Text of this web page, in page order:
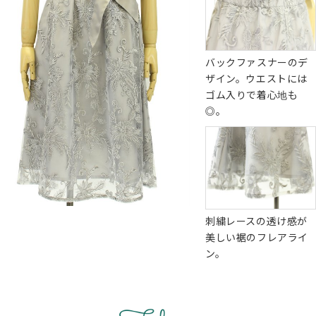
バックファスナーのデ
ザイン。ウエストには
ゴム入りで着心地も
◎。
刺繍レースの透け感が
美しい裾のフレアライ
ン。